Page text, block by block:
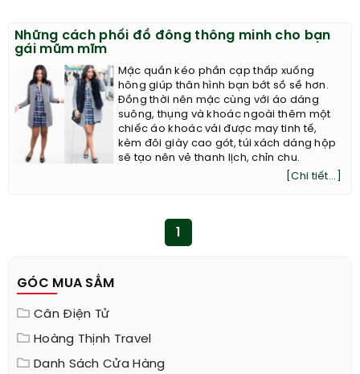
Những cách phối đồ đông thông minh cho bạn
gái mũm mĩm
Mặc quần kéo phần cạp thấp xuống
hông giúp thân hình bạn bớt sồ sề hơn.
Đồng thời nên mặc cùng với áo dáng
suông, thụng và khoác ngoài thêm một
chiếc áo khoác vải được may tinh tế,
kèm đôi giày cao gót, túi xách dáng hộp
sẽ tạo nên vẻ thanh lịch, chỉn chu.
[Chi tiết...]
GÓC MUA SẮM
Cân Điện Tử
Hoàng Thịnh Travel
Danh Sách Cửa Hàng